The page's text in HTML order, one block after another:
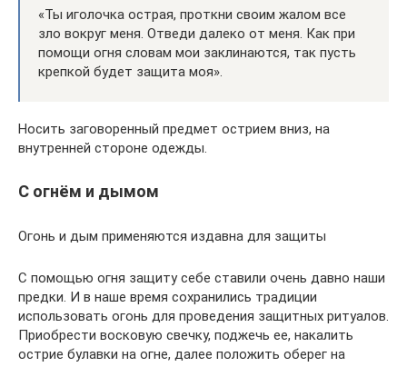
«Ты иголочка острая, проткни своим жалом все
зло вокруг меня. Отведи далеко от меня. Как при
помощи огня словам мои заклинаются, так пусть
крепкой будет защита моя».
Носить заговоренный предмет острием вниз, на
внутренней стороне одежды.
С огнём и дымом
Огонь и дым применяются издавна для защиты
С помощью огня защиту себе ставили очень давно наши
предки. И в наше время сохранились традиции
использовать огонь для проведения защитных ритуалов.
Приобрести восковую свечку, поджечь ее, накалить
острие булавки на огне, далее положить оберег на